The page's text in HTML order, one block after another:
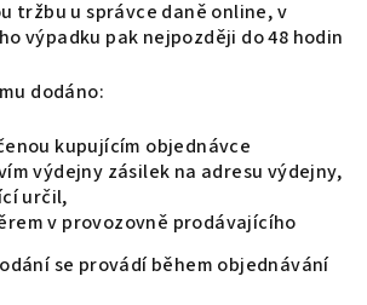
tržbu u správce daně online, v
výpadku pak nejpozději do 48 hodin
dodáno:
kupujícím objednávce
výdejny zásilek na adresu výdejny,
určil,
v provozovně prodávajícího
se provádí během objednávání